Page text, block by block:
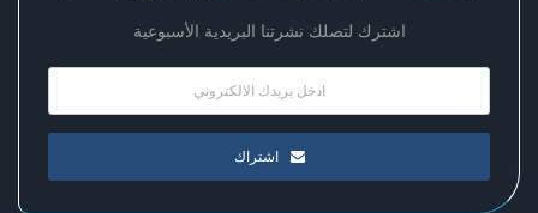
اشترك لتصلك نشرتنا البريدية الأسبوعية
اشتراك